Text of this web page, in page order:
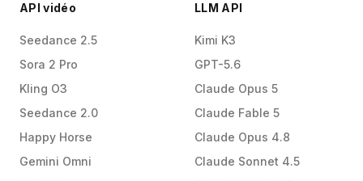
API vidéo
Seedance 2.5
Sora 2 Pro
Kling O3
Seedance 2.0
Happy Horse
Gemini Omni
LLM API
Kimi K3
GPT-5.6
Claude Opus 5
Claude Fable 5
Claude Opus 4.8
Claude Sonnet 4.5